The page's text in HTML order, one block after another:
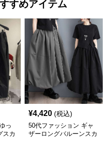
すめアイテム
っ
スカ
¥4,420 (税込)
50代ファッション ギャ
ザーロングバルーンスカ